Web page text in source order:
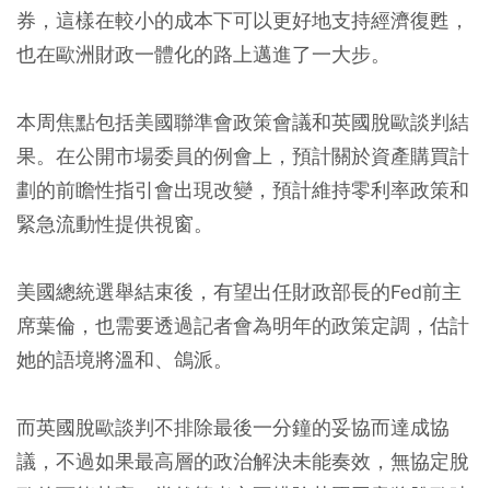
券，這樣在較小的成本下可以更好地支持經濟復甦，
也在歐洲財政一體化的路上邁進了一大步。
本周焦點包括美國聯準會政策會議和英國脫歐談判結
果。在公開市場委員的例會上，預計關於資產購買計
劃的前瞻性指引會出現改變，預計維持零利率政策和
緊急流動性提供視窗。
美國總統選舉結束後，有望出任財政部長的Fed前主
席葉倫，也需要透過記者會為明年的政策定調，估計
她的語境將溫和、鴿派。
而英國脫歐談判不排除最後一分鐘的妥協而達成協
議，不過如果最高層的政治解決未能奏效，無協定脫